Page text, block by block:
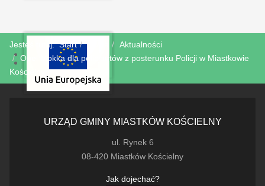
Jesteś tutaj:Start
Aktualności
Opel Mokka dla policjantów z posterunku Policji w Miastkowie
Kościelnym
URZĄD GMINY MIASTKÓW KOŚCIELNY
ul. Rynek 6
08-420 Miastków Kościelny
Jak dojechać?